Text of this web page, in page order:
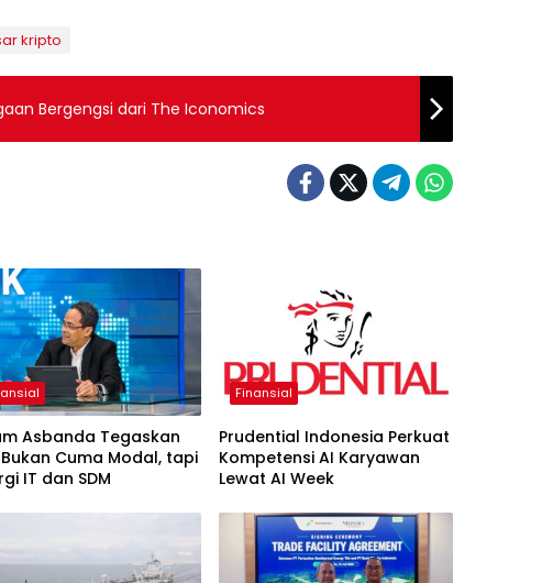
kripto
Bergengsi dari The Iconomics
Asbanda Tegaskan
Bukan Cuma Modal, tapi
IT dan SDM
Finansial
Prudential Indonesia Perkuat
Kompetensi AI Karyawan
Lewat AI Week